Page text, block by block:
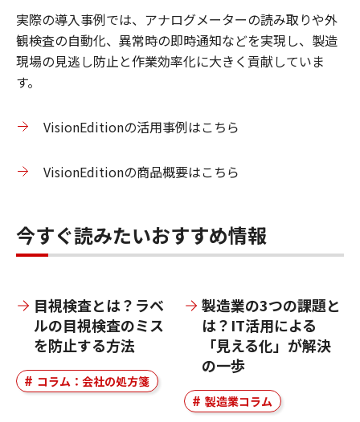
実際の導入事例では、アナログメーターの読み取りや外
観検査の自動化、異常時の即時通知などを実現し、製造
現場の見逃し防止と作業効率化に大きく貢献していま
す。
VisionEditionの活用事例はこちら
VisionEditionの商品概要はこちら
今すぐ読みたいおすすめ情報
目視検査とは？ラベ
ルの目視検査のミス
を防止する方法
コラム：会社の処方箋
製造業の3つの課題と
は？IT活用による
「見える化」が解決
の一歩
製造業コラム